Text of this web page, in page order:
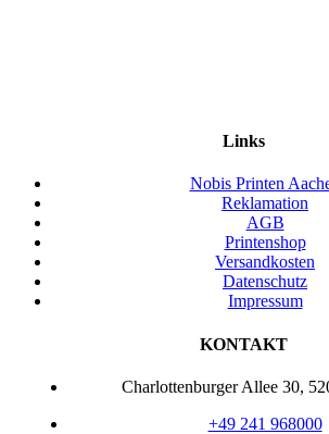
Links
Nobis Printen
Reklamation
AGB
Printenshop
Versandkosten
Datenschutz
Impressum
KONTAKT
Charlottenburger Allee 30,
+49 241 968000